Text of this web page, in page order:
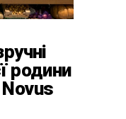
родини